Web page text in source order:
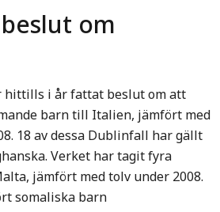
om
i år fattat beslut om att
barn till Italien, jämfört med
18 av dessa Dublinfall har gällt
Verket har tagit fyra
jämfört med tolv under 2008.
somaliska barn